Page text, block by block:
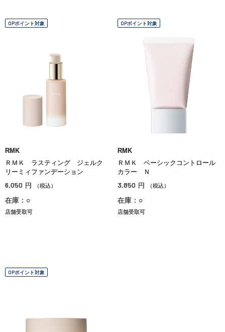
OPポイント対象
RMK
ＲＭＫ ラスティング ジェルク
リーミィファンデーション
6,050 円 （税込）
在庫：○
店舗受取可
OPポイント対象
RMK
ＲＭＫ ベーシックコントロール
カラー Ｎ
3,850 円 （税込）
在庫：○
店舗受取可
OPポイント対象